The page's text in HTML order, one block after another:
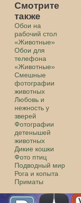
Смотрите
также
Обои на
рабочий стол
«Животные»
Обои для
телефона
«Животные»
Смешные
фотографии
животных
Любовь и
нежность у
зверей
Фотографии
детенышей
животных
Дикие кошки
Фото птиц
Подводный мир
Рога и копыта
Приматы